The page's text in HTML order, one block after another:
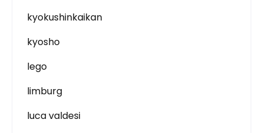
kyokushinkaikan
kyosho
lego
limburg
luca valdesi